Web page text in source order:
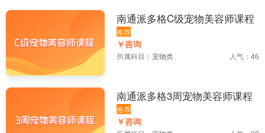
南通派多格C级宠物美容师课程
推荐
￥咨询
所属科目： 宠物类 人气：46
南通派多格3周宠物美容师课程
推荐
￥咨询